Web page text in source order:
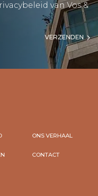
van Vos &
VERZENDEN
ONS VERHAAL
CONTACT